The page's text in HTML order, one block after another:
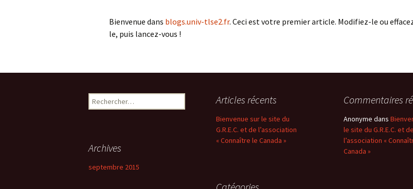
Bienvenue dans blogs.univ-tlse2.fr. Ceci est votre premier article. Modifiez-le ou
le, puis lancez-vous !
Rechercher : Articles récents
Bienvenue sur le site du
G.R.E.C. et de l’association
« Connaître le Canada »
Commentaires
Anonyme dans
le site du G.R.E.C. et de
l’association «
Canada »
Archives
septembre 2015